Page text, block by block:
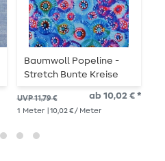
Baumwoll Popeline -
Stretch Bunte Kreise
Blau
UVP 11,79 € ab 10,02 € *
1 Meter | 10,02 € / Meter